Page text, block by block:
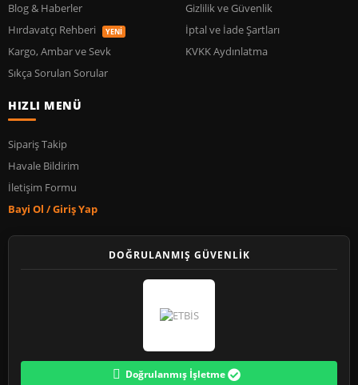
Blog & Haberler
Hırdavatçı Rehberi
YENİ
Kargo, Ambar ve Sevk
Sıkça Sorulan Sorular
Gizlilik ve Güvenlik
İptal ve İade Şartları
KVKK Aydınlatma
HIZLI MENÜ
Sipariş Takip
Havale Bildirim
İletişim Formu
Bayi Ol / Giriş Yap
DOĞRULANMIŞ GÜVENLİK
Doğrulanmış İşletme